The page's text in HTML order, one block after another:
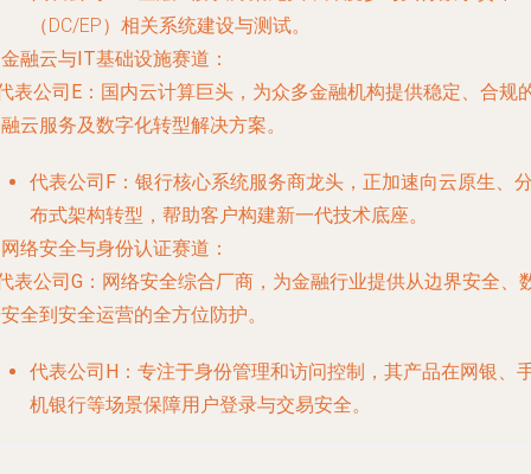
（DC/EP）相关系统建设与测试。
融云与IT基础设施赛道：
表公司E ：国内云计算巨头，为众多金融机构提供稳定、合规
云服务及数字化转型解决方案。
代表公司F ：银行核心系统服务商龙头，正加速向云原生、
布式架构转型，帮助客户构建新一代技术底座。
络安全与身份认证赛道：
表公司G ：网络安全综合厂商，为金融行业提供从边界安全、
全到安全运营的全方位防护。
代表公司H ：专注于身份管理和访问控制，其产品在网银、
机银行等场景保障用户登录与交易安全。